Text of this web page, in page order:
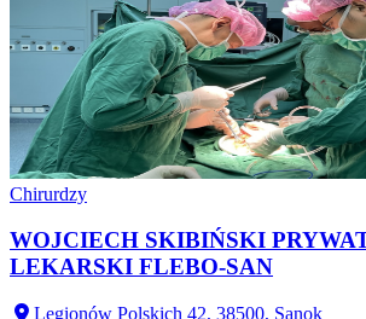
Chirurdzy
WOJCIECH SKIBIŃSKI
LEKARSKI FLEBO-SAN
Legionów Polskich 42, 38500, Sanok